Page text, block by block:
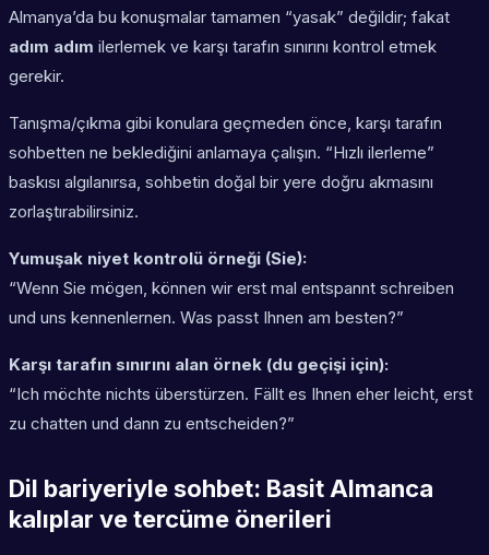
Almanya’da bu konuşmalar tamamen “yasak” değildir; fakat
adım adım ilerlemek ve karşı tarafın sınırını kontrol etmek
gerekir.
Tanışma/çıkma gibi konulara geçmeden önce, karşı tarafın
sohbetten ne beklediğini anlamaya çalışın. “Hızlı ilerleme”
baskısı algılanırsa, sohbetin doğal bir yere doğru akmasını
zorlaştırabilirsiniz.
Yumuşak niyet kontrolü örneği (Sie):
“Wenn Sie mögen, können wir erst mal entspannt schreiben
und uns kennenlernen. Was passt Ihnen am besten?”
Karşı tarafın sınırını alan örnek (du geçişi için):
“Ich möchte nichts überstürzen. Fällt es Ihnen eher leicht, erst
zu chatten und dann zu entscheiden?”
Dil bariyeriyle sohbet: Basit Almanca
kalıplar ve tercüme önerileri